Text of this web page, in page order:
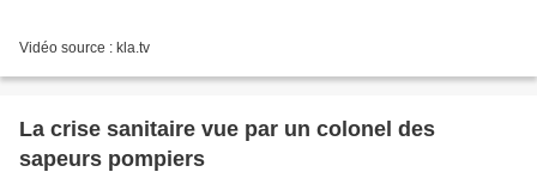
Vidéo source : kla.tv
La crise sanitaire vue par un colonel des
sapeurs pompiers